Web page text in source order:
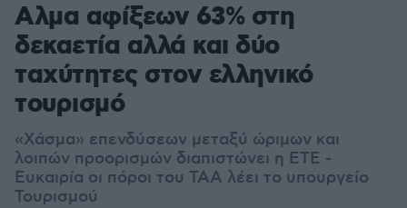
Αλμα αφίξεων 63% στη
δεκαετία αλλά και δύο
ταχύτητες στον ελληνικό
τουρισμό
«Χάσμα» επενδύσεων μεταξύ ώριμων και
λοιπών προορισμών διαπιστώνει η ΕΤΕ -
Ευκαιρία οι πόροι του ΤΑΑ λέει το υπουργείο
Τουρισμού